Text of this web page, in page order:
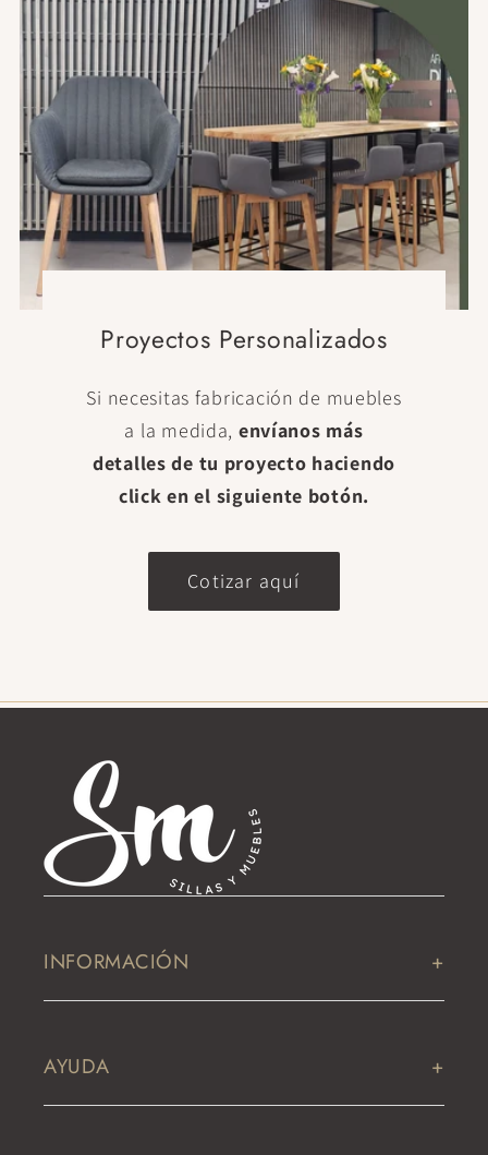
Proyectos Personalizados
Si necesitas fabricación de muebles
a la medida, envíanos más
detalles de tu proyecto haciendo
click en el siguiente botón.
Cotizar aquí
INFORMACIÓN
AYUDA